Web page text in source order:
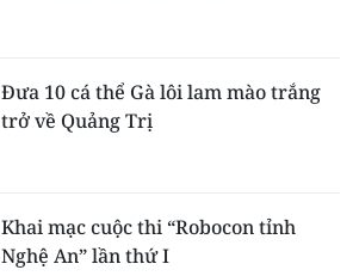
Đưa 10 cá thể Gà lôi lam mào trắng
trở về Quảng Trị
Khai mạc cuộc thi “Robocon tỉnh
Nghệ An” lần thứ I